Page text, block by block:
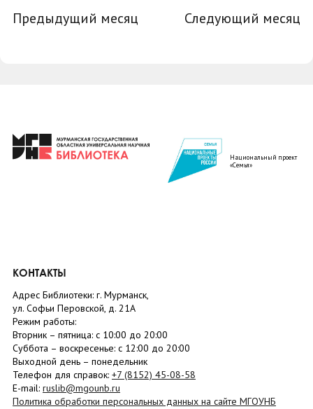
Предыдущий месяц Следующий месяц
Национальный проект
«Семья»
КОНТАКТЫ
Адрес Библиотеки: г. Мурманск,
ул. Софьи Перовской, д. 21А
Режим работы:
Вторник – пятница: с 10:00 до 20:00
Суббота – воскресенье: c 12:00 до 20:00
Выходной день – понедельник
Телефон для справок: +7 (8152) 45-08-58
E-mail: ruslib@mgounb.ru
Политика обработки персональных данных на сайте МГОУНБ